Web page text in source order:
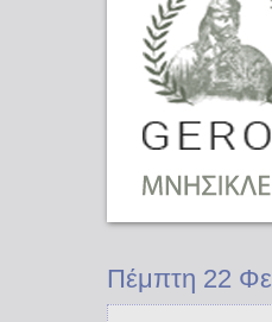
Πέμπτη 22